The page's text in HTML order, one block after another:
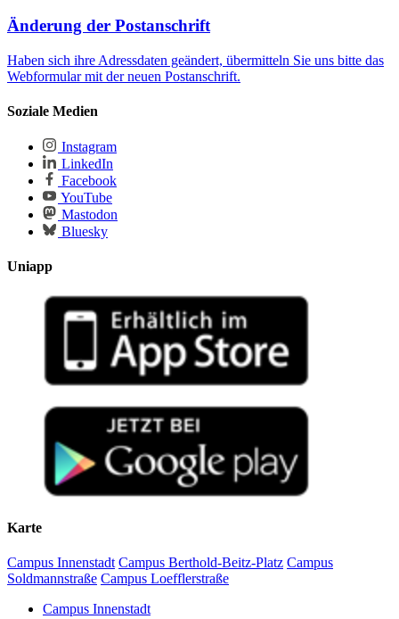
Änderung der Postanschrift
Haben sich ihre Adressdaten geändert, übermitteln Sie uns bitte das
Webformular mit der neuen Postanschrift.
Soziale Medien
Instagram
LinkedIn
Facebook
YouTube
Mastodon
Bluesky
Uniapp
Karte
Campus Innenstadt Campus Berthold-Beitz-Platz Campus
Soldmannstraße Campus Loefflerstraße
Campus Innenstadt